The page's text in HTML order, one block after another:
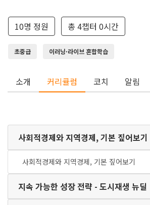
10명 정원 총 4챕터 0시간
초중급 이러닝·라이브 혼합학습
소개 커리큘럼 코치 알림
사회적경제와 지역경제, 기본 짚어보기
사회적경제와 지역경제, 기본 짚어보기
지속 가능한 성장 전략 - 도시재생 뉴딜